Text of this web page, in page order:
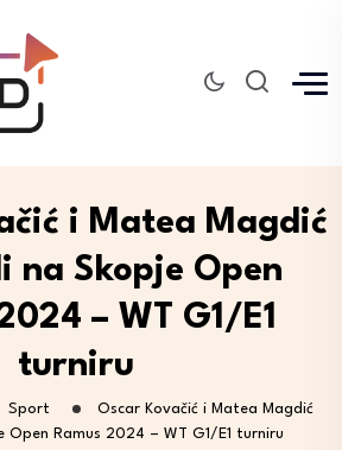
i Matea Magdić
na Skopje Open
– WT G1/E1
turniru
Sport
Oscar Kovačić i Matea Magdić
Open Ramus 2024 – WT G1/E1 turniru